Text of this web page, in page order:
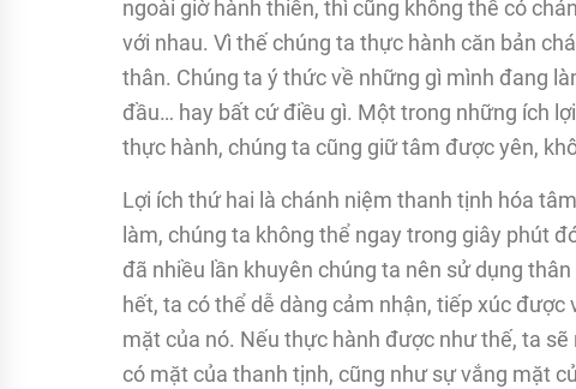
ngoài giờ hành thiền, thì cũng không thể có
với nhau. Vì thế chúng ta thực hành căn bản
thân. Chúng ta ý thức về những gì mình đang
đầu… hay bất cứ điều gì. Một trong những ích
thực hành, chúng ta cũng giữ tâm được yên,
Lợi ích thứ hai là chánh niệm thanh tịnh hóa
làm, chúng ta không thể ngay trong giây phút
đã nhiều lần khuyên chúng ta nên sử dụng
hết, ta có thể dễ dàng cảm nhận, tiếp xúc
mặt của nó. Nếu thực hành được như thế, ta
có mặt của thanh tịnh, cũng như sự vắng mặt